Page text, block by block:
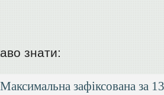
знати:
Максимальна зафіксована за